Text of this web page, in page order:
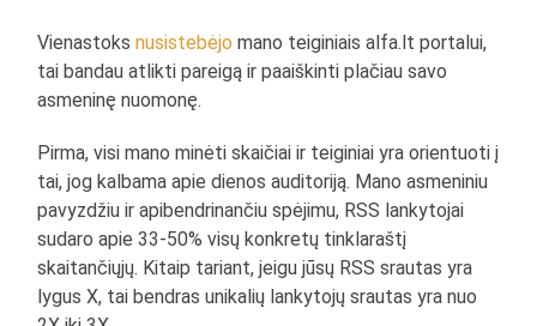
Vienastoksnusistebėjo mano teiginiais alfa.lt portalui,
tai bandau atlikti pareigą ir paaiškinti plačiau savo
asmeninę nuomonę.
Pirma, visi mano minėti skaičiai ir teiginiai yra orientuoti į
tai, jog kalbama apie dienos auditoriją. Mano asmeniniu
pavyzdžiu ir apibendrinančiu spėjimu, RSS lankytojai
sudaro apie 33-50% visų konkretų tinklaraštį
skaitančiųjų. Kitaip tariant, jeigu jūsų RSS srautas yra
lygus X, tai bendras unikalių lankytojų srautas yra nuo